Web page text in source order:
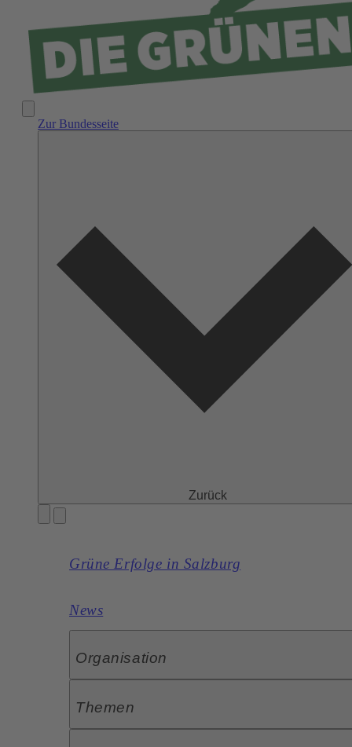
Zur Bundesseite
Zurück
Grüne Erfolge in Salzburg
News
Organisation
Themen